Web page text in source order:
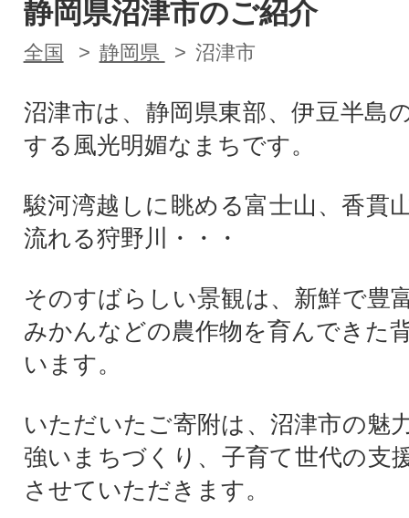
静岡県沼津市のご紹介
全国 静岡県 沼津市
沼津市は、静岡県東部、伊豆半島
する風光明媚なまちです。
駿河湾越しに眺める富士山、香貫
流れる狩野川・・・
そのすばらしい景観は、新鮮で豊
みかんなどの農作物を育んできた
います。
いただいたご寄附は、沼津市の魅
強いまちづくり、子育て世代の支
させていただきます。